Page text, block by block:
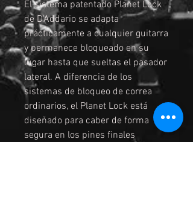
El sistema patentado Planet Lock
de D'Addario se adapta
prácticamente a cualquier guitarra
y permanece bloqueado en su
lugar hasta que sueltas el pasador
lateral. A diferencia de los
sistemas de bloqueo de correa
ordinarios, el Planet Lock está
diseñado para caber de forma
segura en los pines finales